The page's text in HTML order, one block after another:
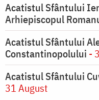
Acatistul Sfântului
Arhiepiscopul
Acatistul Sfântului
Constantinopolului -
Acatistul Sfântului
31 August